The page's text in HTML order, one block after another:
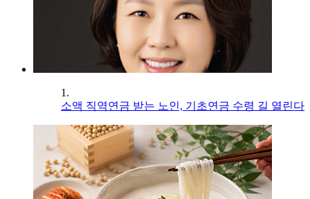
1.
소액 직역연금 받는 노인, 기초연금 수령 길 열린다